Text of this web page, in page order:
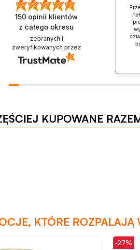
150 opinii klientów
z całego okresu
zebranych i
zweryfikowanych przez
KUPOWANE
KTÓRE ROZPALAJĄ
-27%